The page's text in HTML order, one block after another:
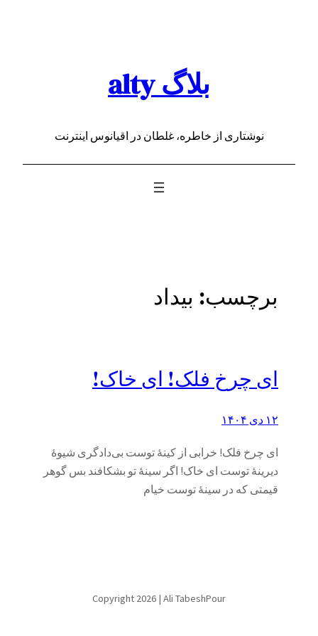
بلاگ alty
نوشتاری از خاطره، غلطان در اقیانوس اینترنت
برچسب: بیداد
ای چرخ فلک! ای خاک!
۱۲ دی ۱۴۰۴
ای چرخ فلک! خرابی از کینهٔ توست بی‌دادگری شیوهٔ
دیرینهٔ توست ای خاک! اگر سینهٔ تو بشکافند بس گوهر
قیمتی که در سینهٔ توست خیام
Copyright 2026 | Ali TabeshPour